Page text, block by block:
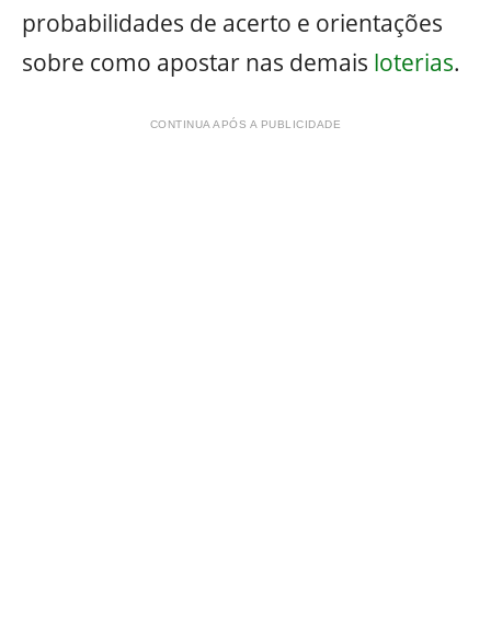
probabilidades de acerto e orientações
sobre como apostar nas demais loterias.
CONTINUA APÓS A PUBLICIDADE